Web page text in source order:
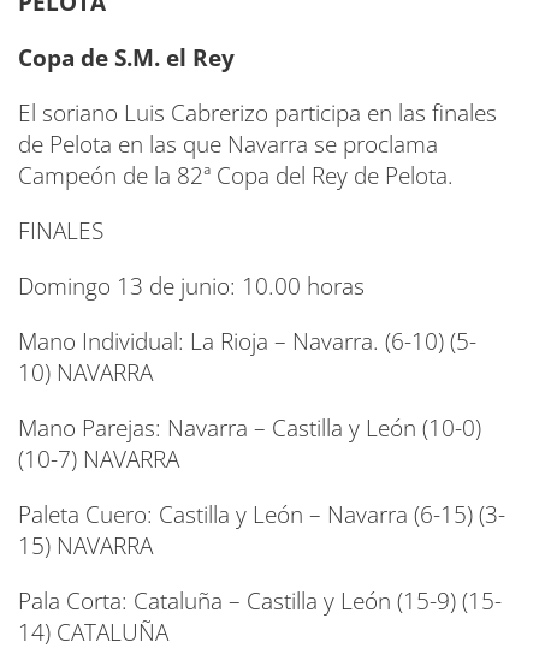
Copa de S.M. el Rey
El soriano Luis Cabrerizo participa en las finales
de Pelota en las que Navarra se proclama
Campeón de la 82ª Copa del Rey de Pelota.
FINALES
Domingo 13 de junio: 10.00 horas
Mano Individual: La Rioja – Navarra. (6-10) (5-
10) NAVARRA
Mano Parejas: Navarra – Castilla y León (10-0)
(10-7) NAVARRA
Paleta Cuero: Castilla y León – Navarra (6-15) (3-
15) NAVARRA
Pala Corta: Cataluña – Castilla y León (15-9) (15-
14) CATALUÑA